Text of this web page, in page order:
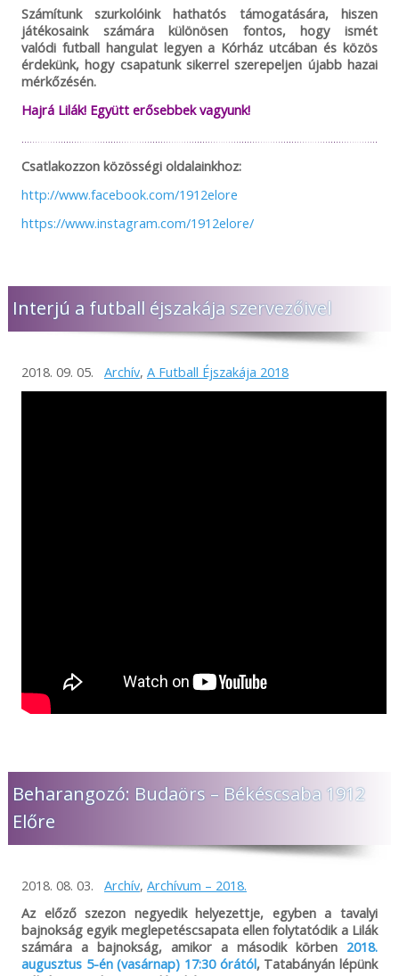
Számítunk szurkolóink hathatós támogatására, hiszen
játékosaink számára különösen fontos, hogy ismét
valódi futball hangulat legyen a Kórház utcában és közös
érdekünk, hogy csapatunk sikerrel szerepeljen újabb hazai
mérkőzésén.
Hajrá Lilák! Együtt erősebbek vagyunk!
Csatlakozzon közösségi oldalainkhoz:
http://www.facebook.com/1912elore
https://www.instagram.com/1912elore/
Interjú a futball éjszakája szervezőivel
2018. 09. 05. Archív, A Futball Éjszakája 2018
Beharangozó: Budaörs – Békéscsaba 1912
Előre
2018. 08. 03. Archív, Archívum – 2018.
Az előző szezon negyedik helyezettje, egyben a tavalyi
bajnokság egyik meglepetéscsapata ellen folytatódik a Lilák
számára a bajnokság, amikor a második körben 2018.
augusztus 5-én (vasárnap) 17:30 órától, Tatabányán lépünk